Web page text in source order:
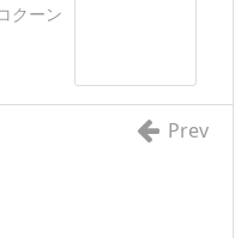
クーン
Prev